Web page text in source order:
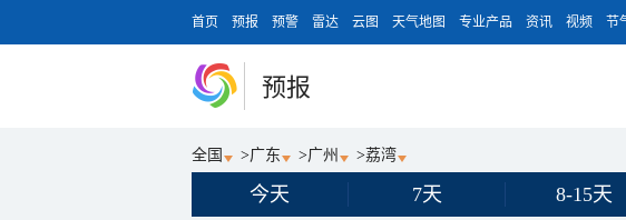
首页 预报 预警 雷达 云图 天气地图 专业产品 资讯 视频 节
预报
全国 >广东 >广州 >荔湾
今天 7天 8-15天